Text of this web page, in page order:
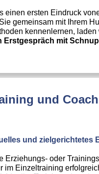
einen ersten Eindruck
gemeinsam mit Ihrem
kennenlernen,
Erstgespräch mit
und
und zielgerichtetes
Erziehungs- oder
im Einzeltraining